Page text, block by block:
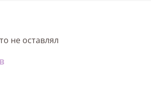
не оставлял